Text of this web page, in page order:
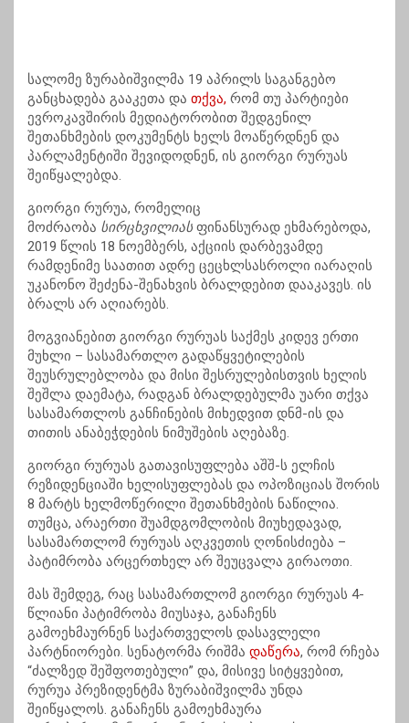
სალომე ზურაბიშვილმა 19 აპრილს საგანგებო
განცხადება გააკეთა და თქვა, რომ თუ პარტიები
ევროკავშირის მედიატორობით შედგენილ
შეთანხმების დოკუმენტს ხელს მოაწერდნენ და
პარლამენტიში შევიდოდნენ, ის გიორგი რურუას
შეიწყალებდა.
გიორგი რურუა, რომელიც
მოძრაობა სირცხვილიას ფინანსურად ეხმარებოდა,
2019 წლის 18 ნოემბერს, აქციის დარბევამდე
რამდენიმე საათით ადრე ცეცხლსასროლი იარაღის
უკანონო შეძენა-შენახვის ბრალდებით დააკავეს. ის
ბრალს არ აღიარებს.
მოგვიანებით გიორგი რურუას საქმეს კიდევ ერთი
მუხლი – სასამართლო გადაწყვეტილების
შეუსრულებლობა და მისი შესრულებისთვის ხელის
შეშლა დაემატა, რადგან ბრალდებულმა უარი თქვა
სასამართლოს განჩინების მიხედვით დნმ-ის და
თითის ანაბეჭდების ნიმუშების აღებაზე.
გიორგი რურუას გათავისუფლება აშშ-ს ელჩის
რეზიდენციაში ხელისუფლებას და ოპოზიციას შორის
8 მარტს ხელმოწერილი შეთანხმების ნაწილია.
თუმცა, არაერთი შუამდგომლობის მიუხედავად,
სასამართლომ რურუას აღკვეთის ღონისძიება –
პატიმრობა არცერთხელ არ შეუცვალა გირაოთი.
მას შემდეგ, რაც სასამართლომ გიორგი რურუას 4-
წლიანი პატიმრობა მიუსაჯა, განაჩენს
გამოეხმაურნენ საქართველოს დასავლელი
პარტნიორები. სენატორმა რიშმა დაწერა, რომ რჩება
“ძალზედ შეშფოთებული” და, მისივე სიტყვებით,
რურუა პრეზიდენტმა ზურაბიშვილმა უნდა
შეიწყალოს. განაჩენს გამოეხმაურა